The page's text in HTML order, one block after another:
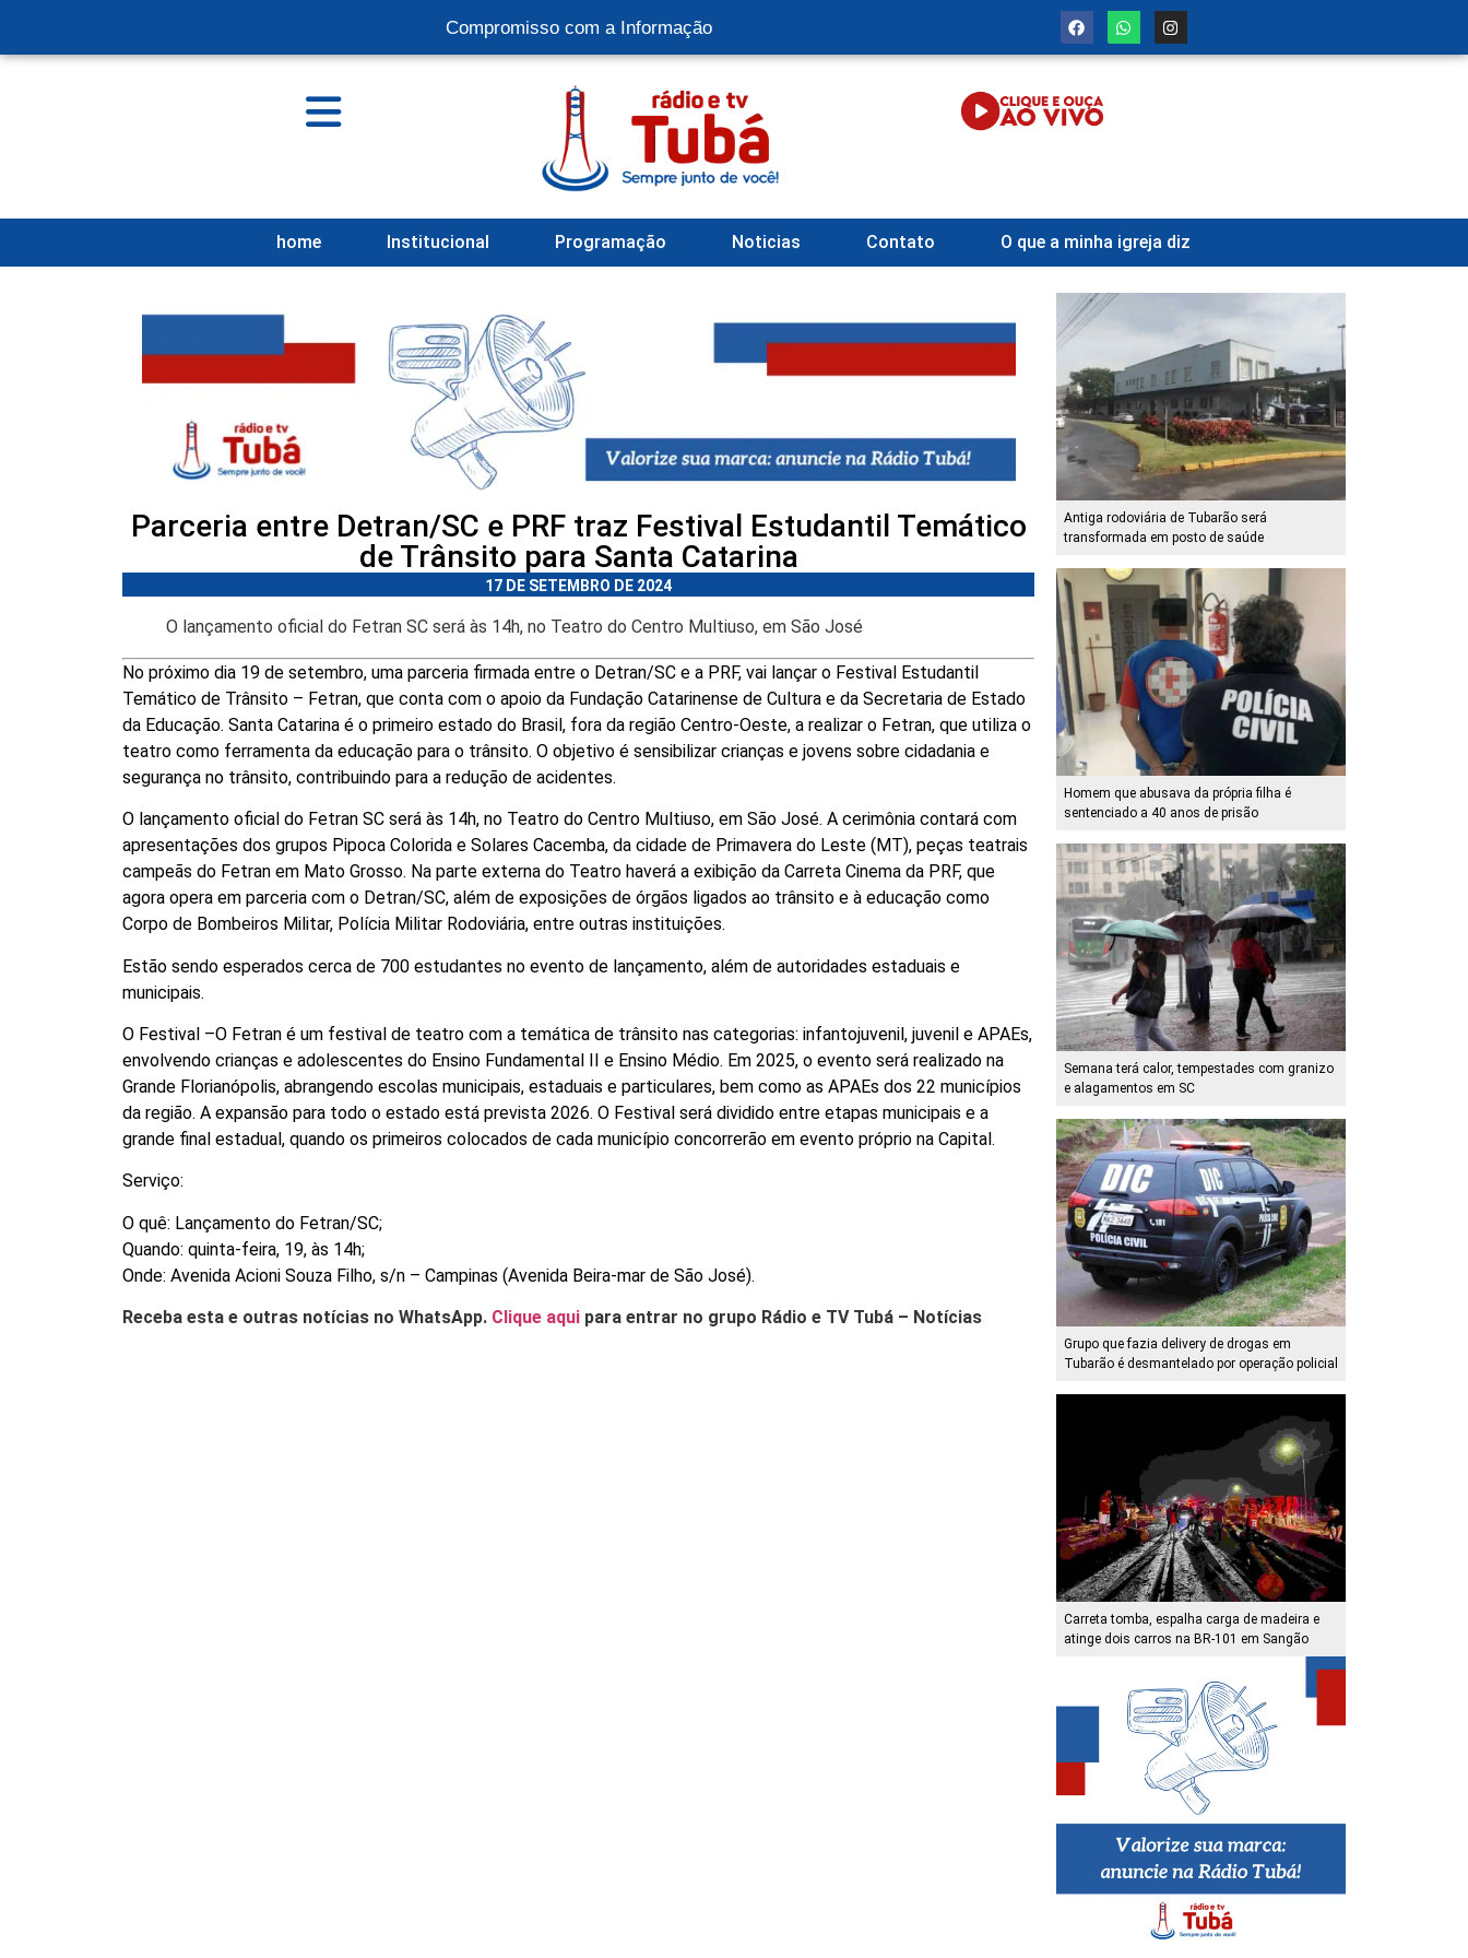
Compromisso com a Informação
home Institucional Programação Noticias Contato O que a minha igreja diz
Parceria entre Detran/SC e PRF traz Festival Estudantil Temático
de Trânsito para Santa Catarina
17 DE SETEMBRO DE 2024
O lançamento oficial do Fetran SC será às 14h, no Teatro do Centro Multiuso, em São José
No próximo dia 19 de setembro, uma parceria firmada entre o Detran/SC e a PRF, vai lançar o Festival Estudantil
Temático de Trânsito – Fetran, que conta com o apoio da Fundação Catarinense de Cultura e da Secretaria de Estado
da Educação. Santa Catarina é o primeiro estado do Brasil, fora da região Centro-Oeste, a realizar o Fetran, que utiliza o
teatro como ferramenta da educação para o trânsito. O objetivo é sensibilizar crianças e jovens sobre cidadania e
segurança no trânsito, contribuindo para a redução de acidentes.
O lançamento oficial do Fetran SC será às 14h, no Teatro do Centro Multiuso, em São José. A cerimônia contará com
apresentações dos grupos Pipoca Colorida e Solares Cacemba, da cidade de Primavera do Leste (MT), peças teatrais
campeãs do Fetran em Mato Grosso. Na parte externa do Teatro haverá a exibição da Carreta Cinema da PRF, que
agora opera em parceria com o Detran/SC, além de exposições de órgãos ligados ao trânsito e à educação como
Corpo de Bombeiros Militar, Polícia Militar Rodoviária, entre outras instituições.
Estão sendo esperados cerca de 700 estudantes no evento de lançamento, além de autoridades estaduais e
municipais.
O Festival –O Fetran é um festival de teatro com a temática de trânsito nas categorias: infantojuvenil, juvenil e APAEs,
envolvendo crianças e adolescentes do Ensino Fundamental II e Ensino Médio. Em 2025, o evento será realizado na
Grande Florianópolis, abrangendo escolas municipais, estaduais e particulares, bem como as APAEs dos 22 municípios
da região. A expansão para todo o estado está prevista 2026. O Festival será dividido entre etapas municipais e a
grande final estadual, quando os primeiros colocados de cada município concorrerão em evento próprio na Capital.
Serviço:
O quê: Lançamento do Fetran/SC;
Quando: quinta-feira, 19, às 14h;
Onde: Avenida Acioni Souza Filho, s/n – Campinas (Avenida Beira-mar de São José).
Receba esta e outras notícias no WhatsApp. Clique aqui para entrar no grupo Rádio e TV Tubá – Notícias
Antiga rodoviária de Tubarão será
transformada em posto de saúde
Homem que abusava da própria filha é
sentenciado a 40 anos de prisão
Semana terá calor, tempestades com granizo
e alagamentos em SC
Grupo que fazia delivery de drogas em
Tubarão é desmantelado por operação policial
Carreta tomba, espalha carga de madeira e
atinge dois carros na BR-101 em Sangão